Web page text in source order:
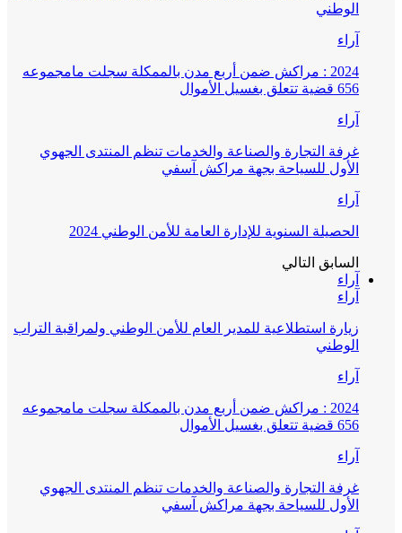
الوطني
آراء
2024 : مراكش ضمن أربع مدن بالممكلة سجلت مامجموعه
656 قضية تتعلق بغسيل الأموال
آراء
غرفة التجارة والصناعة والخدمات تنظم المنتدى الجهوي
الأول للسياحة بجهة مراكش آسفي
آراء
الحصيلة السنوية للإدارة العامة للأمن الوطني 2024
السابق التالي
آراء
آراء
زيارة استطلاعية للمدير العام للأمن الوطني ولمراقبة التراب
الوطني
آراء
2024 : مراكش ضمن أربع مدن بالممكلة سجلت مامجموعه
656 قضية تتعلق بغسيل الأموال
آراء
غرفة التجارة والصناعة والخدمات تنظم المنتدى الجهوي
الأول للسياحة بجهة مراكش آسفي